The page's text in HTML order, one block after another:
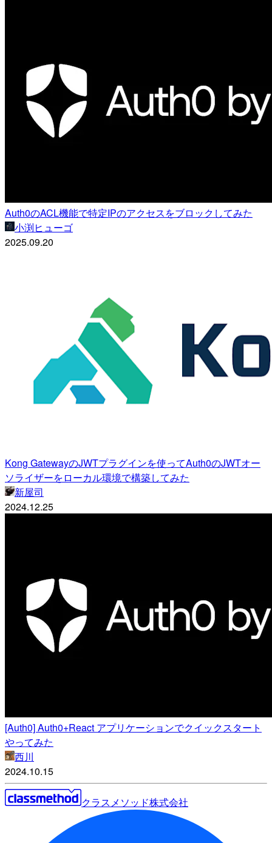
Auth0のACL機能で特定IPのアクセスをブロックしてみた
小渕ヒューゴ
2025.09.20
Kong GatewayのJWTプラグインを使ってAuth0のJWTオー
ソライザーをローカル環境で構築してみた
新屋司
2024.12.25
[Auth0] Auth0+React アプリケーションでクイックスタート
やってみた
西川
2024.10.15
クラスメソッド株式会社